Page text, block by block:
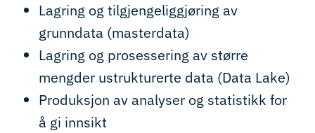
Lagring og tilgjengeliggjøring av
grunndata (masterdata)
Lagring og prosessering av større
mengder ustrukturerte data (Data Lake)
Produksjon av analyser og statistikk for
å gi innsikt